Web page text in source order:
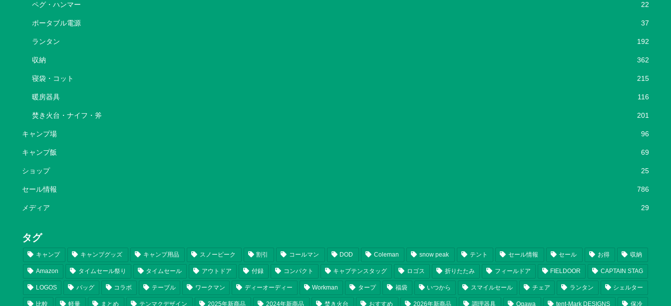
ペグ・ハンマー 22
ポータブル電源 37
ランタン 192
収納 362
寝袋・コット 215
暖房器具 116
焚き火台・ナイフ・斧 201
キャンプ場 96
キャンプ飯 69
ショップ 25
セール情報 786
メディア 29
タグ
キャンプ キャンプグッズ キャンプ用品 スノーピーク 割引 コールマン DOD Coleman snow peak テント セール情報 セール お得 収納
Amazon タイムセール祭り タイムセール アウトドア 付録 コンパクト キャプテンスタッグ ロゴス 折りたたみ フィールドア FIELDOOR CAPTAIN STAG
LOGOS バッグ コラボ テーブル ワークマン ディーオーディー Workman タープ 福袋 いつから スマイルセール チェア ランタン シェルター
比較 軽量 まとめ テンマクデザイン 2025年新商品 2024年新商品 焚き火台 おすすめ 2026年新商品 調理器具 Ogawa tent-Mark DESIGNS 保冷